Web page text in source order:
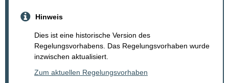
Hinweis
Dies ist eine historische Version des
Regelungsvorhabens. Das Regelungsvorhaben wurde
inzwischen aktualisiert.
Zum aktuellen Regelungsvorhaben